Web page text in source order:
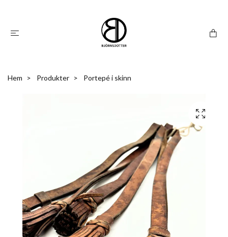
Hem Produkter Portepé i skinn